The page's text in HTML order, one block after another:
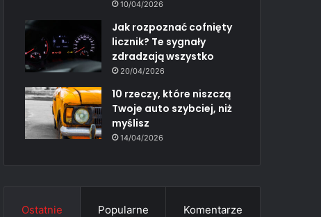
10/04/2026
Jak rozpoznać cofnięty
licznik? Te sygnały
zdradzają wszystko
20/04/2026
10 rzeczy, które niszczą
Twoje auto szybciej, niż
myślisz
14/04/2026
Ostatnie Popularne Komentarze